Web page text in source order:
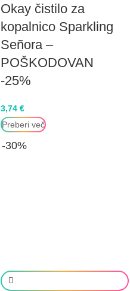
Okay čistilo za
kopalnico Sparkling
Señora –
POŠKODOVAN
-25%
3,74 €
Preberi več
-30%